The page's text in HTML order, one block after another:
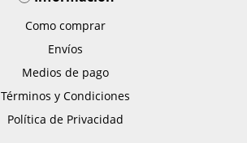
Como comprar
Envíos
Medios de pago
Términos y Condiciones
Política de Privacidad